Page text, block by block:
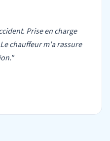
Prise en charge
chauffeur m'a rassure